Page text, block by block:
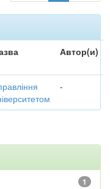
Автор(и)
-
1